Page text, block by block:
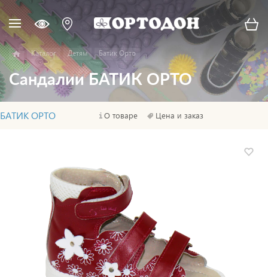
Каталог Детям Батик Орто
Сандалии БАТИК ОРТО
БАТИК ОРТО О товаре Цена и заказ